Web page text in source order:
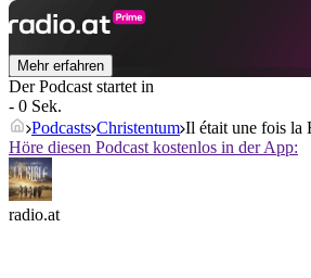
Mehr erfahren
Der Podcast startet in
- 0 Sek.
Podcasts Christentum Il était une fois la
Höre diesen Podcast kostenlos in der App:
radio.at